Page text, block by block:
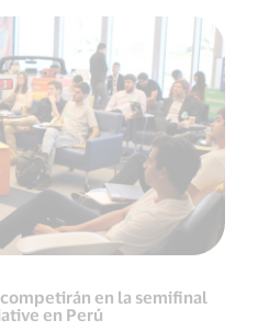
en la semifinal
en Perú